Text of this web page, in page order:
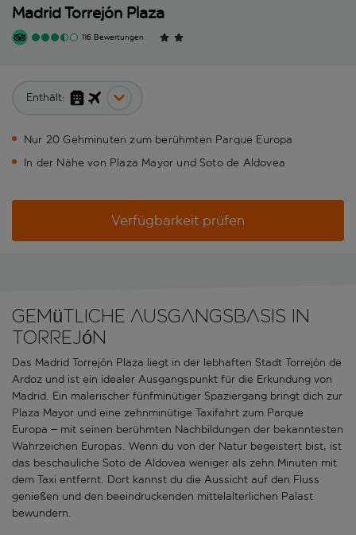
Madrid Torrejón Plaza
116 Bewertungen
Enthält:
Nur 20 Gehminuten zum berühmten Parque Europa
In der Nähe von Plaza Mayor und Soto de Aldovea
Verfügbarkeit prüfen
Gemütliche Ausgangsbasis in
Torrejón
Das Madrid Torrejón Plaza liegt in der lebhaften Stadt Torrejón de
Ardoz und ist ein idealer Ausgangspunkt für die Erkundung von
Madrid. Ein malerischer fünfminütiger Spaziergang bringt dich zur
Plaza Mayor und eine zehnminütige Taxifahrt zum Parque
Europa – mit seinen berühmten Nachbildungen der bekanntesten
Wahrzeichen Europas. Wenn du von der Natur begeistert bist, ist
das beschauliche Soto de Aldovea weniger als zehn Minuten mit
dem Taxi entfernt. Dort kannst du die Aussicht auf den Fluss
genießen und den beeindruckenden mittelalterlichen Palast
bewundern.